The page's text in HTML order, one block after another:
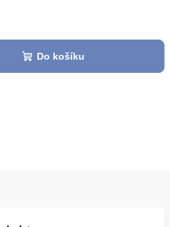
Do košíku